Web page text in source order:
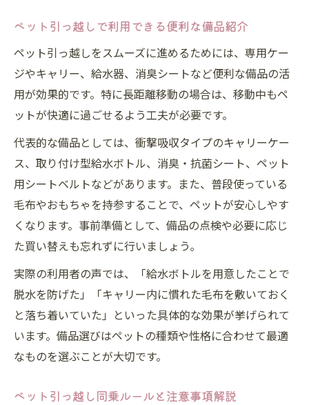
ペット引っ越しで利用できる便利な備品紹介
ペット引っ越しをスムーズに進めるためには、専用ケー
ジやキャリー、給水器、消臭シートなど便利な備品の活
用が効果的です。特に長距離移動の場合は、移動中もペ
ットが快適に過ごせるよう工夫が必要です。
代表的な備品としては、衝撃吸収タイプのキャリーケー
ス、取り付け型給水ボトル、消臭・抗菌シート、ペット
用シートベルトなどがあります。また、普段使っている
毛布やおもちゃを持参することで、ペットが安心しやす
くなります。事前準備として、備品の点検や必要に応じ
た買い替えも忘れずに行いましょう。
実際の利用者の声では、「給水ボトルを用意したことで
脱水を防げた」「キャリー内に慣れた毛布を敷いておく
と落ち着いていた」といった具体的な効果が挙げられて
います。備品選びはペットの種類や性格に合わせて最適
なものを選ぶことが大切です。
ペット引っ越し同乗ルールと注意事項解説